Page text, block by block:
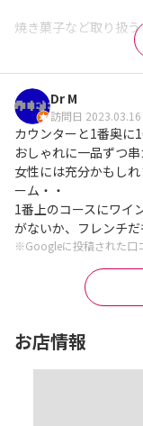
焼き菓子など取り扱
・6,600円のコース
・8,800円のコース
私達は6,600円のに…
［アミューズ・ブーシ
3種類有り、指で摘め
［前菜］
ガラスの器に入った桜
煙が燻る感じがお洒落
フリッターの様なころ
［パン］
Dr M
訪問日 2023.03.16
カウンターと1番奥に
おしゃれに一品ずつ串
女性には充分かもし
ーム・・
1番上のコースにワイ
がないか、フレンチだ
※Googleに投稿された口
お店情報